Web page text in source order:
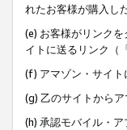
れたお客様が購入し
(e) お客様がリンク
イトに送るリンク（
(f) アマゾン・サイト
(g) 乙のサイトから
(h) 承認モバイル・